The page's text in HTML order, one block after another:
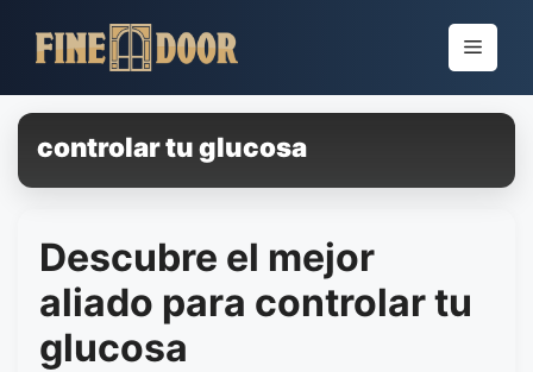
para
conteúdo
Menu
controlar tu glucosa
Descubre el mejor
aliado para controlar tu
glucosa